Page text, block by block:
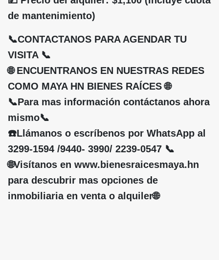
de mantenimiento)
📞CONTACTANOS PARA AGENDAR TU
VISITA 📞
🌐 ENCUENTRANOS EN NUESTRAS REDES
COMO MAYA HN BIENES RAÍCES 🌐
📞Para mas información contáctanos ahora
mismo📞
☎️Llámanos o escríbenos por WhatsApp al
3299-1594 /9440- 3990/ 2239-0547 📞
🌐Visítanos en www.bienesraicesmaya.hn
para descubrir mas opciones de
inmobiliaria en venta o alquiler🌐